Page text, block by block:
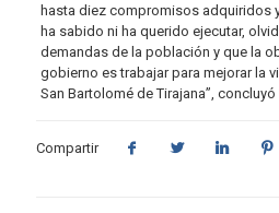
hasta diez compromisos adquiridos
ha sabido ni ha querido ejecutar,
demandas de la población y que la
gobierno es trabajar para mejorar la
San Bartolomé de Tirajana”, concluyó
Compartir